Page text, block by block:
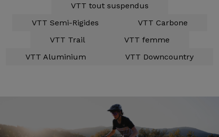
VTT tout suspendus
VTT Semi-Rigides
VTT Carbone
VTT Trail
VTT femme
VTT Aluminium
VTT Downcountry